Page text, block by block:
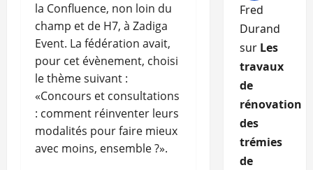
la Confluence, non loin du
champ et de H7, à Zadiga
Event. La fédération avait,
pour cet évènement, choisi
le thème suivant :
«Concours et consultations
: comment réinventer leurs
modalités pour faire mieux
avec moins, ensemble ?».
Fred
Durand
sur Les
travaux
de
rénovation
des
trémies
de